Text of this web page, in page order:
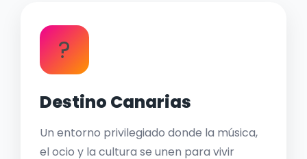
?
Destino Canarias
Un entorno privilegiado donde la música,
el ocio y la cultura se unen para vivir